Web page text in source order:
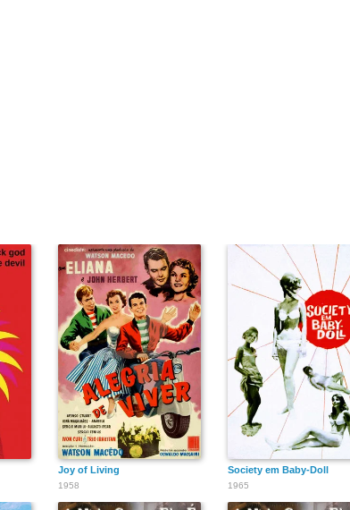
Joy of Living
1958
Society em Baby-Doll
1965